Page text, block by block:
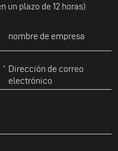
un plazo de 12 horas)
nombre de empresa
Dirección de correo
electrónico